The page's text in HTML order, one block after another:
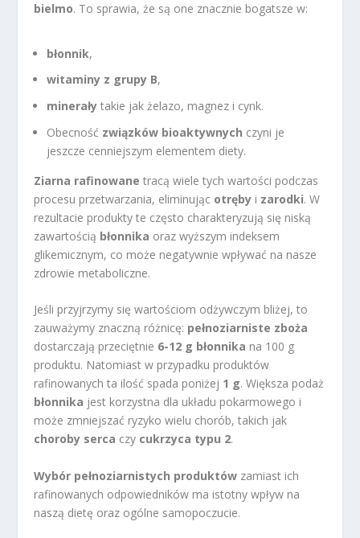
bielmo. To sprawia, że są one znacznie bogatsze w:
błonnik,
witaminy z grupy B,
minerały takie jak żelazo, magnez i cynk.
Obecność związków bioaktywnych czyni je
jeszcze cenniejszym elementem diety.
Ziarna rafinowane tracą wiele tych wartości podczas
procesu przetwarzania, eliminując otręby i zarodki. W
rezultacie produkty te często charakteryzują się niską
zawartością błonnika oraz wyższym indeksem
glikemicznym, co może negatywnie wpływać na nasze
zdrowie metaboliczne.
Jeśli przyjrzymy się wartościom odżywczym bliżej, to
zauważymy znaczną różnicę: pełnoziarniste zboża
dostarczają przeciętnie 6-12 g błonnika na 100 g
produktu. Natomiast w przypadku produktów
rafinowanych ta ilość spada poniżej 1 g. Większa podaż
błonnika jest korzystna dla układu pokarmowego i
może zmniejszać ryzyko wielu chorób, takich jak
choroby serca czy cukrzyca typu 2.
Wybór pełnoziarnistych produktów zamiast ich
rafinowanych odpowiedników ma istotny wpływ na
naszą dietę oraz ogólne samopoczucie.